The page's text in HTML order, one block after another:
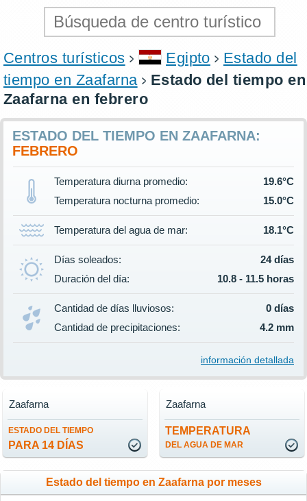
Centros turísticos Egipto
Estado del
tiempo en Zaafarna
Estado del tiempo en
Zaafarna en febrero
ESTADO DEL TIEMPO EN ZAAFARNA:
FEBRERO
Temperatura diurna promedio:
19.6°C
Temperatura nocturna promedio:
15.0°C
Temperatura del agua de mar: 18.1°C
Días soleados:
24 días
Duración del día:
10.8 - 11.5 horas
Cantidad de días lluviosos:
0 días
Cantidad de precipitaciones:
4.2 mm
información detallada
ESTADO DEL TIEMPO
PARA 14 DÍAS
Zaafarna
TEMPERATURA
DEL AGUA DE MAR
Zaafarna
Estado del tiempo en Zaafarna por meses